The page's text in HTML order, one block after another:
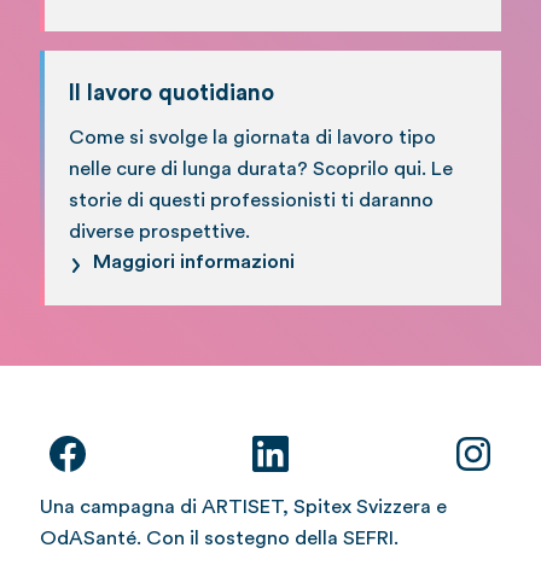
Il lavoro quotidiano
Come si svolge la giornata di lavoro tipo
nelle cure di lunga durata? Scoprilo qui. Le
storie di questi professionisti ti daranno
diverse prospettive.
Maggiori informazioni
Una campagna di ARTISET, Spitex Svizzera e
OdASanté. Con il sostegno della SEFRI.